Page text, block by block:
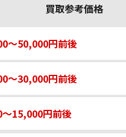
買取参考価格
〜50,000円前後
〜30,000円前後
15,000円前後